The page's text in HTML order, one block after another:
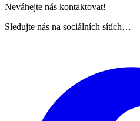
Neváhejte nás kontaktovat!
Sledujte nás na sociálních sítích…